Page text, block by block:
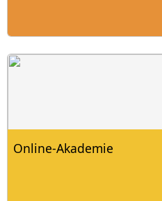
Online-Akademie mit 37
Online-Akademie